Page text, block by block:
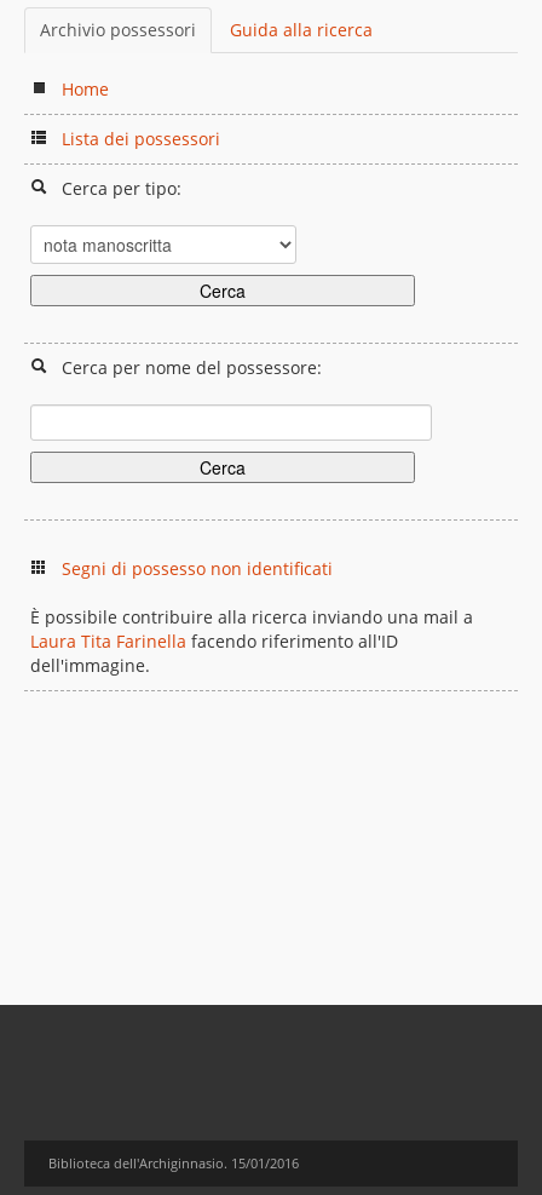
Archivio possessori Guida alla ricerca
Home
Lista dei possessori
Cerca per tipo:
Cerca per nome del possessore:
Segni di possesso non identificati
È possibile contribuire alla ricerca inviando una mail a
Laura Tita Farinella facendo riferimento all'ID
dell'immagine.
Biblioteca dell'Archiginnasio. 15/01/2016